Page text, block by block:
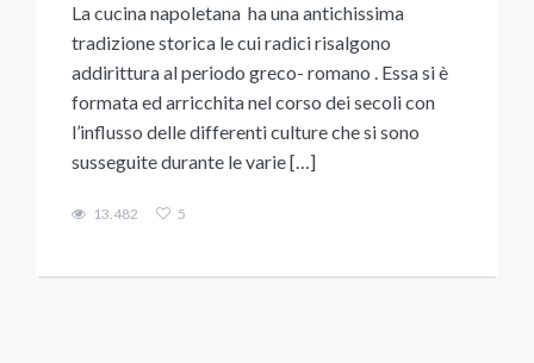
La cucina napoletana ha una antichissima
tradizione storica le cui radici risalgono
addirittura al periodo greco- romano . Essa si è
formata ed arricchita nel corso dei secoli con
l’influsso delle differenti culture che si sono
susseguite durante le varie […]
13.482 5